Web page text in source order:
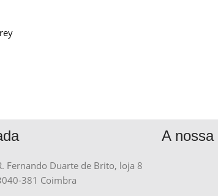
Fernando Duarte de Brito, loja 8
381 Coimbra
A nossa